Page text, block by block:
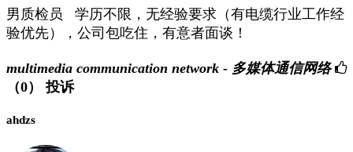
男质检员 学历不限，无经验要求（有电缆行业工作经
验优先），公司包吃住，有意者面谈！
multimedia communication network - 多媒体通信网络
（0）
投诉
ahdzs